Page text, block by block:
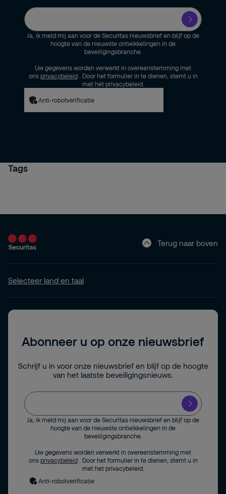
Ja, ik meld mij aan voor de Securitas nieuwsbrief en blijf op de
hoogte van de nieuwste ontwikkelingen in de
beveiligingsbranche.
Uw gegevens worden verwerkt in overeenstemming met
ons privacybeleid
. Door het formulier in te dienen, stemt u in
met het privacybeleid.
Anti-robotverificatie
Tags
Terug naar boven
Selecteer land en taal
Abonneer u op onze nieuwsbrief
Schrijf u in voor onze nieuwsbrief en blijf op de hoogte
van het laatste beveiligingsnieuws.
Ja, ik meld mij aan voor de Securitas nieuwsbrief en blijf op de
hoogte van de nieuwste ontwikkelingen in de
beveiligingsbranche.
Uw gegevens worden verwerkt in overeenstemming met
ons privacybeleid
. Door het formulier in te dienen, stemt u in
met het privacybeleid.
Anti-robotverificatie